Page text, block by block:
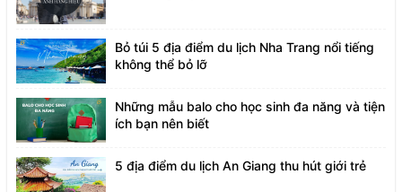
Bỏ túi 5 địa điểm du lịch Nha Trang nổi tiếng
không thể bỏ lỡ
Những mẫu balo cho học sinh đa năng và tiện
ích bạn nên biết
5 địa điểm du lịch An Giang thu hút giới trẻ